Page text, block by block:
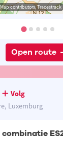
contributors, Tracestrack
Open route
Volg
Luxemburg